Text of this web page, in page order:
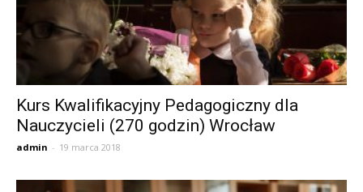
Kurs Kwalifikacyjny Pedagogiczny dla
Nauczycieli (270 godzin) Wrocław
admin - 19 marca 2018